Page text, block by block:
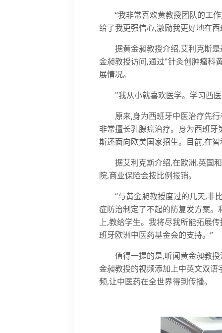
“我非常喜欢黄教授团队的工
给了我更强信心,激励我更好地在
据黄金昶教授介绍,艾利克斯
金昶教授访问,通过"针灸创肿瘤科
展情况。
"我从小就喜欢医学。学习西
原来,身为西班牙中医治疗先
非常擅长乳腺癌治疗。身为西班
斯还面向欧美国家招生。目前,在
据艾利克斯介绍,在欧洲,英国
院,商业保险会按比例报销。
“与黄金昶教授度过的几天,非
症防治制定了不起的防复发方案
上,教给学生。我将尽我所能拓展
班牙欧洲中医药基金会的支持。”
值得一提的是,听闻黄金昶教
金昶教授的视频添加上中英文双
频,让中医药在全世界得到传播。